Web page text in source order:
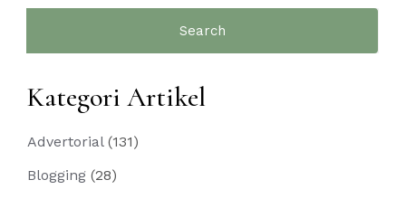
Kategori Artikel
Advertorial(131)
Blogging (28)